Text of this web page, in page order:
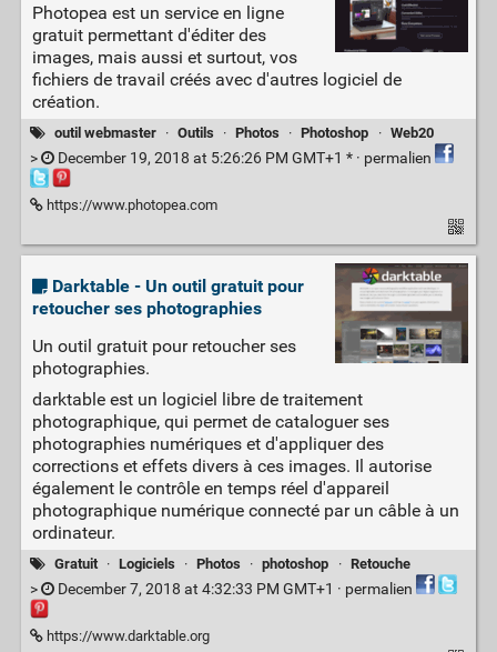
Photopea est un service en ligne
gratuit permettant d'éditer des
images, mais aussi et surtout, vos
fichiers de travail créés avec d'autres logiciel de
création.
outil webmaster · Outils · Photos · Photoshop · Web20
> December 19, 2018 at 5:26:26 PM GMT+1 * · permalien
https://www.photopea.com
Darktable - Un outil gratuit pour
retoucher ses photographies
Un outil gratuit pour retoucher ses
photographies.
darktable est un logiciel libre de traitement
photographique, qui permet de cataloguer ses
photographies numériques et d'appliquer des
corrections et effets divers à ces images. Il autorise
également le contrôle en temps réel d'appareil
photographique numérique connecté par un câble à un
ordinateur.
Gratuit · Logiciels · Photos · photoshop · Retouche
> December 7, 2018 at 4:32:33 PM GMT+1 · permalien
https://www.darktable.org